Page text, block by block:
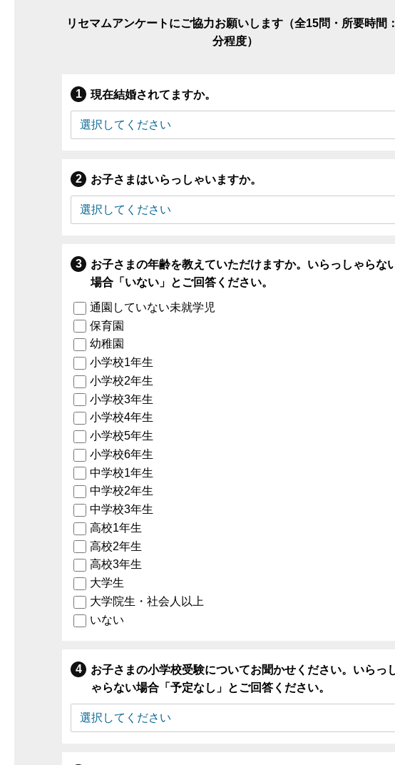
リセマムアンケートにご協力お願いします（全15問・所要時間
分程度）
現在結婚されてますか。
お子さまはいらっしゃいますか。
お子さまの年齢を教えていただけますか。いらっしゃらな
場合「いない」とご回答ください。
通園していない未就学児
保育園
幼稚園
小学校1年生
小学校2年生
小学校3年生
小学校4年生
小学校5年生
小学校6年生
中学校1年生
中学校2年生
中学校3年生
高校1年生
高校2年生
高校3年生
大学生
大学院生・社会人以上
いない
お子さまの小学校受験についてお聞かせください。いらっ
ゃらない場合「予定なし」とご回答ください。